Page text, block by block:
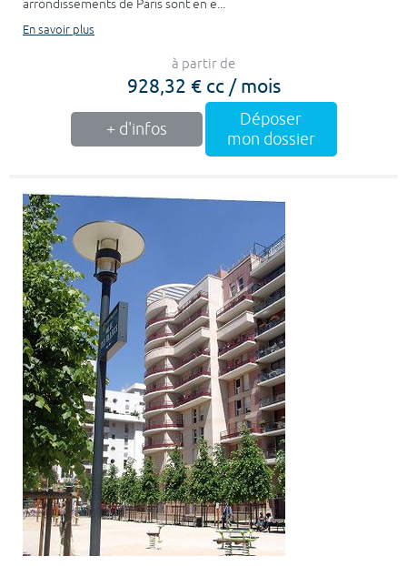
arrondissements de Paris sont en e...
En savoir plus
à partir de
928,32 € cc / mois
+ d'infos
Déposer
mon dossier